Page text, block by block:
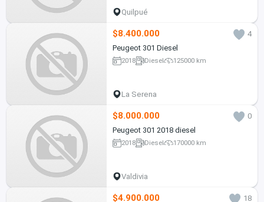
Quilpué
$8.400.000
4
Peugeot 301 Diesel
2018 Diesel 125000 km
La Serena
$8.000.000
0
Peugeot 301 2018 diesel
2018 Diesel 170000 km
Valdivia
$4.900.000 18